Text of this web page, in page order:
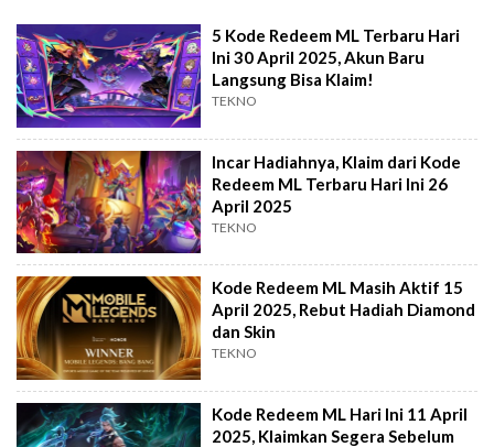
5 Kode Redeem ML Terbaru Hari
Ini 30 April 2025, Akun Baru
Langsung Bisa Klaim!
TEKNO
Incar Hadiahnya, Klaim dari Kode
Redeem ML Terbaru Hari Ini 26
April 2025
TEKNO
Kode Redeem ML Masih Aktif 15
April 2025, Rebut Hadiah Diamond
dan Skin
TEKNO
Kode Redeem ML Hari Ini 11 April
2025, Klaimkan Segera Sebelum